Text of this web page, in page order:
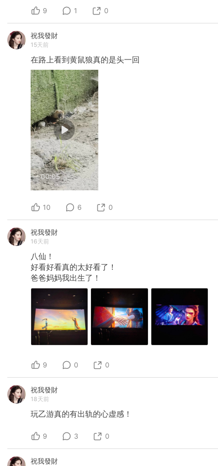
9 1 0
祝我發財
15天前
在路上看到黄鼠狼真的是头一回
00:05
10 6 0
祝我發財
16天前
八仙！
好看好看真的太好看了！
爸爸妈妈我出生了！
9 0 0
祝我發財
18天前
玩乙游真的有出轨的心虚感！
9 3 0
祝我發財